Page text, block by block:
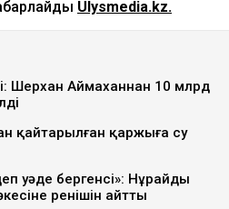
11:40-та Ақтөбе облысы
ауылының маңына әскери